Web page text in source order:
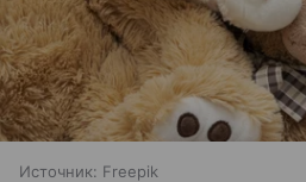
Источник: Freepik